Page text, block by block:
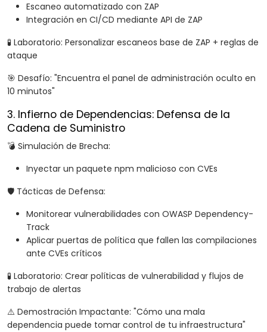
Escaneo automatizado con ZAP
Integración en CI/CD mediante API de ZAP
🧪 Laboratorio: Personalizar escaneos base de ZAP + reglas de
ataque
🎯 Desafío: "Encuentra el panel de administración oculto en
10 minutos"
3. Infierno de Dependencias: Defensa de la
Cadena de Suministro
💣 Simulación de Brecha:
Inyectar un paquete npm malicioso con CVEs
🛡️ Tácticas de Defensa:
Monitorear vulnerabilidades con OWASP Dependency-
Track
Aplicar puertas de política que fallen las compilaciones
ante CVEs críticos
🧪 Laboratorio: Crear políticas de vulnerabilidad y flujos de
trabajo de alertas
⚠️ Demostración Impactante: "Cómo una mala
dependencia puede tomar control de tu infraestructura"